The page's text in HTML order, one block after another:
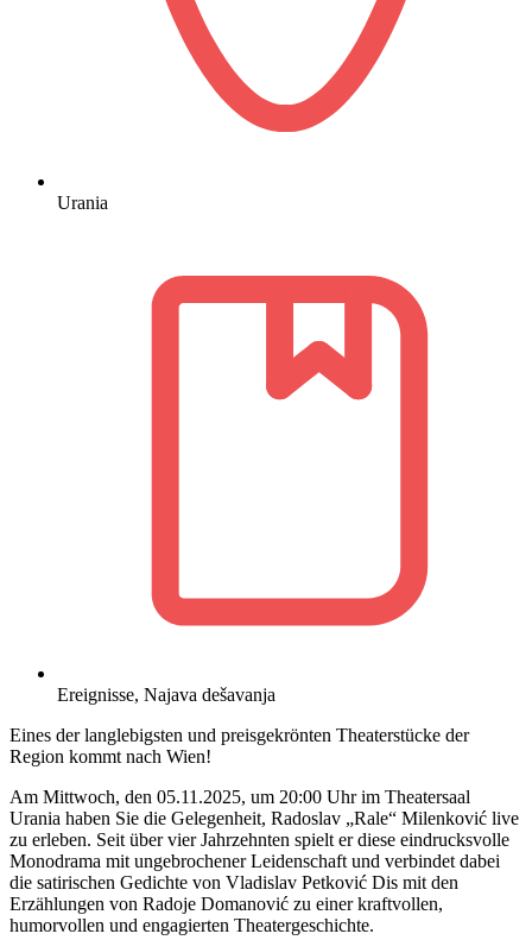
Urania
Ereignisse, Najava dešavanja
Eines der langlebigsten und preisgekrönten Theaterstücke der
Region kommt nach Wien!
Am Mittwoch, den 05.11.2025, um 20:00 Uhr im Theatersaal
Urania haben Sie die Gelegenheit, Radoslav „Rale“ Milenković live
zu erleben. Seit über vier Jahrzehnten spielt er diese eindrucksvolle
Monodrama mit ungebrochener Leidenschaft und verbindet dabei
die satirischen Gedichte von Vladislav Petković Dis mit den
Erzählungen von Radoje Domanović zu einer kraftvollen,
humorvollen und engagierten Theatergeschichte.